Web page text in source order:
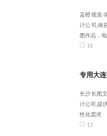
蓝橙视觉-
计公司,南
图作品，
10
长沙长图
计公司,提
性化需求
13